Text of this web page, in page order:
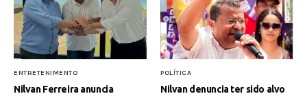
ENTRETENIMENTO
Nilvan Ferreira anuncia
POLÍTICA
Nilvan denuncia ter sido alvo